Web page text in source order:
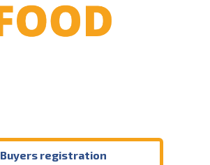
Buyers registration